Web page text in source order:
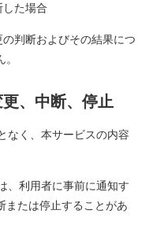
た場合
判断およびその結果につ
、中断、停止
なく、本サービスの内容
、利用者に事前に通知す
または停止することがあ